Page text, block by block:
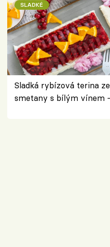
SLADKÉ
Sladká rybízová terina ze
smetany s bílým vínem